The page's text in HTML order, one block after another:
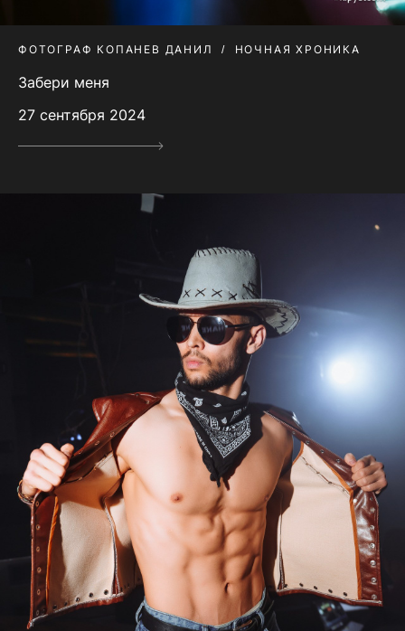
ФОТОГРАФ КОПАНЕВ ДАНИЛ НОЧНАЯ ХРОНИКА
Забери меня
27 сентября 2024